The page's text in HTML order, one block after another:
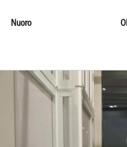
Nuoro